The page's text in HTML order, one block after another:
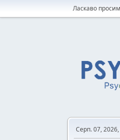
Ласкаво
Серп. 07,